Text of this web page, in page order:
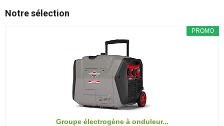
Notre sélection
PROMO
Groupe électrogène à onduleur...